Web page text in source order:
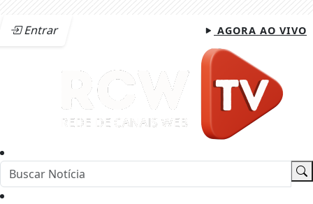
Entrar AGORA AO VIVO